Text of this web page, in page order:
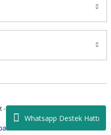
Whatsapp Destek Hattı
Tüm Hakları Saklıdır.